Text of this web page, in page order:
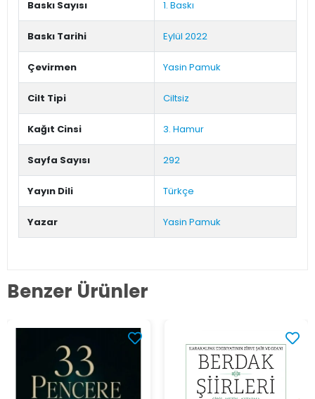
Baskı Sayısı 1. Baskı
Baskı Tarihi Eylül 2022
Çevirmen Yasin Pamuk
Cilt Tipi Ciltsiz
Kağıt Cinsi 3. Hamur
Sayfa Sayısı 292
Yayın Dili Türkçe
Yazar Yasin Pamuk
Benzer Ürünler